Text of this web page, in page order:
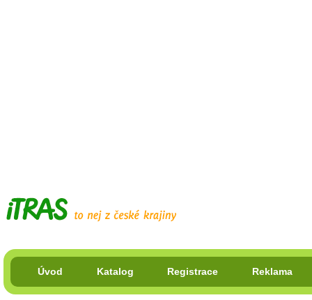
Úvod Katalog Registrace Reklama